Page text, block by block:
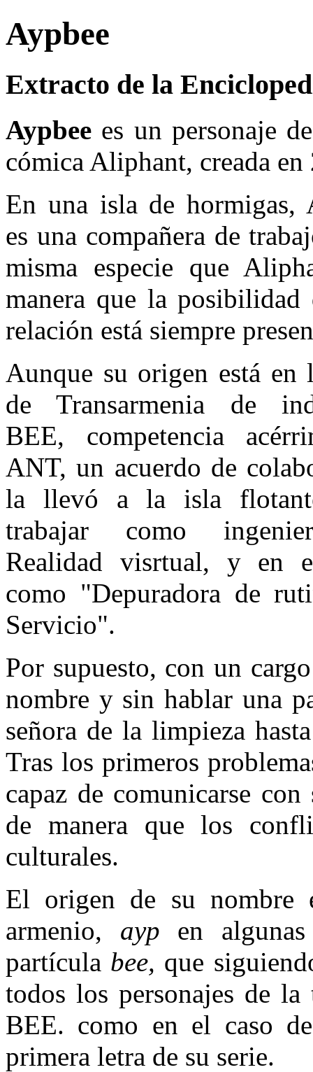
Aypbee
Extracto de la
Aypbee es un personaje
cómica Aliphant, creada en
En una isla de hormigas,
es una compañera de
misma especie que
manera que la posibilidad
relación está siempre
Aunque su origen está
de Transarmenia de
BEE, competencia
ANT, un acuerdo de
la llevó a la isla
trabajar como
Realidad visrtual, y en
como "Depuradora de
Servicio".
Por supuesto, con un
nombre y sin hablar una
señora de la limpieza
Tras los primeros
capaz de comunicarse
de manera que los
culturales.
El origen de su nombre
armenio, ayp en
partícula bee, que
todos los personajes de
BEE. como en el caso
primera letra de su serie.